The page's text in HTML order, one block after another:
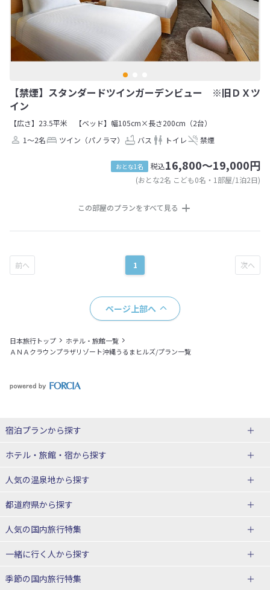
【禁煙】スタンダードツインガーデンビュー ※旧ＤＸツ
イン
【広さ】23.5平米
【ベッド】幅105cm×長さ200cm（2台）
1～2名
ツイン（パノラマ） バス トイレ 禁煙
おとな1名 税込16,800～19,000円
(おとな2名 こども0名・1部屋/1泊2日)
この部屋のプランをすべて見る
1
ページ上部へ
日本旅行トップ
ホテル・旅館一覧
ＡＮＡクラウンプラザリゾート沖縄うるまヒルズ/プラン一覧
宿泊プランから探す
北海道
東北
青森県
宮城県
山形県
関東
ホテル・旅館・宿から探す
北海道ホテル・旅館
青森県ホテル・旅館
宮城県ホテル・旅館
山形県ホテル・旅館
人気の温泉地から探す
北海道
湯の川温泉(北海道)
十勝川温泉(北海道)
洞爺湖温泉(北海道)
都道府県から探す
北海道旅行・ツアー
東北
人気の国内旅行特集
東京ディズニーリゾート®への旅
ユニバーサル・スタジオ・ジャパ
一緒に行く人から探す
一人旅 国内版
季節の国内旅行特集